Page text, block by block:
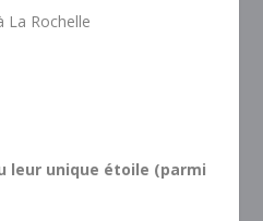
La Rochelle
leur unique étoile (parmi